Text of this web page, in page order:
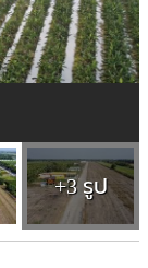
+3 รูป